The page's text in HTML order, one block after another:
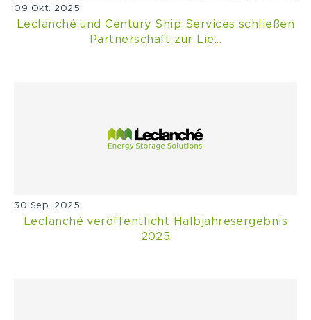
09 Okt. 2025
Leclanché und Century Ship Services schließen
Partnerschaft zur Lie...
30 Sep. 2025
Leclanché veröffentlicht Halbjahresergebnis
2025